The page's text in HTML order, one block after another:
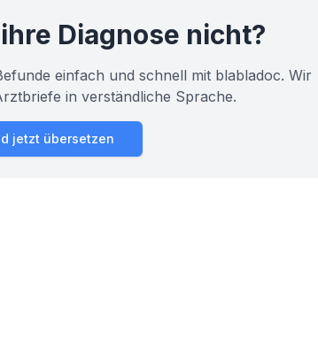
Diagnose nicht?
einfach und schnell mit blabladoc. Wir
in verständliche Sprache.
jetzt übersetzen